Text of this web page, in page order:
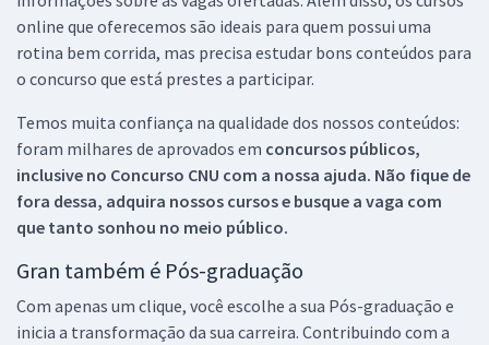
online que oferecemos são ideais para quem possui uma
rotina bem corrida, mas precisa estudar bons conteúdos para
o concurso que está prestes a participar.
Temos muita confiança na qualidade dos nossos conteúdos:
foram milhares de aprovados em concursos públicos,
inclusive no Concurso CNU com a nossa ajuda. Não fique de
fora dessa, adquira nossos cursos e busque a vaga com
que tanto sonhou no meio público.
Gran também é Pós-graduação
Com apenas um clique, você escolhe a sua Pós-graduação e
inicia a transformação da sua carreira. Contribuindo com a